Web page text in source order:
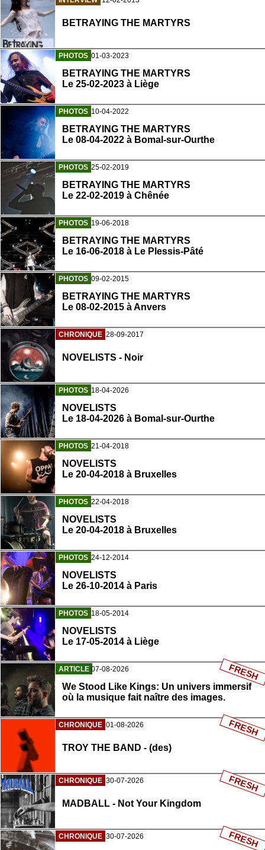
BETRAYING THE MARTYRS
PHOTOS 01-03-2023
BETRAYING THE MARTYRS
Le 25-02-2023 à Liège
PHOTOS 10-04-2022
BETRAYING THE MARTYRS
Le 08-04-2022 à Bomal-sur-Ourthe
PHOTOS 25-02-2019
BETRAYING THE MARTYRS
Le 22-02-2019 à Chênée
PHOTOS 19-06-2018
BETRAYING THE MARTYRS
Le 16-06-2018 à Le Plessis-Pâté
PHOTOS 09-02-2015
BETRAYING THE MARTYRS
Le 08-02-2015 à Anvers
CHRONIQUE 28-09-2017
NOVELISTS - Noir
PHOTOS 18-04-2026
NOVELISTS
Le 18-04-2026 à Bomal-sur-Ourthe
PHOTOS 21-04-2018
NOVELISTS
Le 20-04-2018 à Bruxelles
PHOTOS 22-04-2018
NOVELISTS
Le 20-04-2018 à Bruxelles
PHOTOS 24-12-2014
NOVELISTS
Le 26-10-2014 à Paris
PHOTOS 18-05-2014
NOVELISTS
Le 17-05-2014 à Liège
ARTICLE 07-08-2026
We Stood Like Kings: Un univers immersif
où la musique fait naître des images.
FRESH
CHRONIQUE 01-08-2026
TROY THE BAND - (des)
FRESH
CHRONIQUE 30-07-2026
MADBALL - Not Your Kingdom
FRESH
CHRONIQUE 30-07-2026 FRESH